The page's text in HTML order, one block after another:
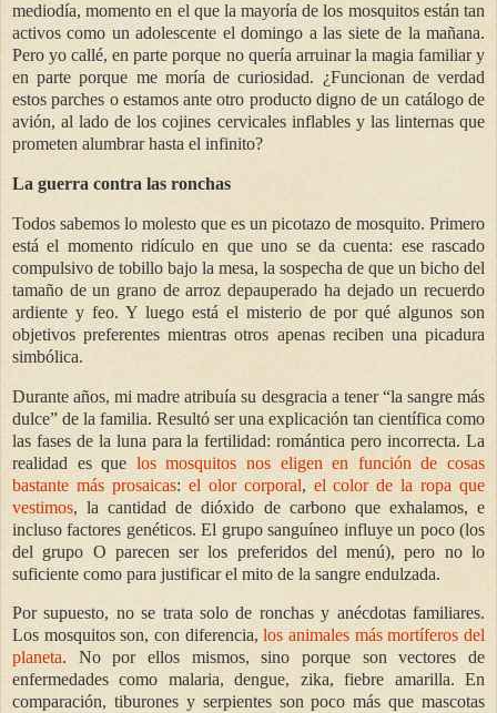
mediodía, momento en el que la mayoría de los mosquitos están tan
activos como un adolescente el domingo a las siete de la mañana.
Pero yo callé, en parte porque no quería arruinar la magia familiar y
en parte porque me moría de curiosidad. ¿Funcionan de verdad
estos parches o estamos ante otro producto digno de un catálogo de
avión, al lado de los cojines cervicales inflables y las linternas que
prometen alumbrar hasta el infinito?
La guerra contra las ronchas
Todos sabemos lo molesto que es un picotazo de mosquito. Primero
está el momento ridículo en que uno se da cuenta: ese rascado
compulsivo de tobillo bajo la mesa, la sospecha de que un bicho del
tamaño de un grano de arroz depauperado ha dejado un recuerdo
ardiente y feo. Y luego está el misterio de por qué algunos son
objetivos preferentes mientras otros apenas reciben una picadura
simbólica.
Durante años, mi madre atribuía su desgracia a tener “la sangre más
dulce” de la familia. Resultó ser una explicación tan científica como
las fases de la luna para la fertilidad: romántica pero incorrecta. La
realidad es que los mosquitos nos eligen en función de cosas
bastante más prosaicas: el olor corporal, el color de la ropa que
vestimos, la cantidad de dióxido de carbono que exhalamos, e
incluso factores genéticos. El grupo sanguíneo influye un poco (los
del grupo O parecen ser los preferidos del menú), pero no lo
suficiente como para justificar el mito de la sangre endulzada.
Por supuesto, no se trata solo de ronchas y anécdotas familiares.
Los mosquitos son, con diferencia,los animales más mortíferos del
planeta. No por ellos mismos, sino porque son vectores de
enfermedades como malaria, dengue, zika, fiebre amarilla. En
comparación, tiburones y serpientes son poco más que mascotas